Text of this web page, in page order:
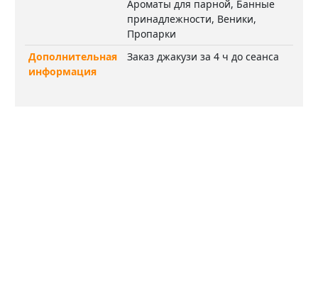
Ароматы для парной, Банные
принадлежности, Веники,
Пропарки
Дополнительная
информация
Заказ джакузи за 4 ч до сеанса